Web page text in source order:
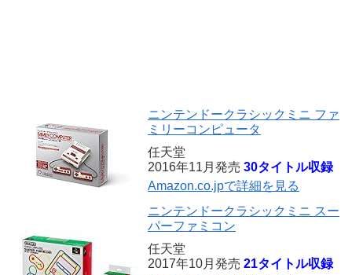
ニンテンドークラシックミニ ファ
ミリーコンピュータ
任天堂
2016年11月発売 30タイトル収録
Amazon.co.jpで詳細を見る
ニンテンドークラシックミニ スー
パーファミコン
任天堂
2017年10月発売 21タイトル収録